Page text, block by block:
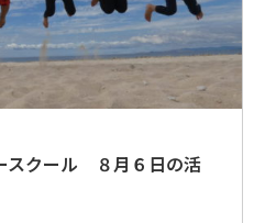
スクール ８月６日の活